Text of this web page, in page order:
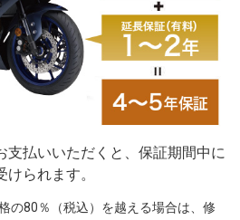
支払いいただくと、保証期間中に
られます。
の80％（税込）を越える場合は、修